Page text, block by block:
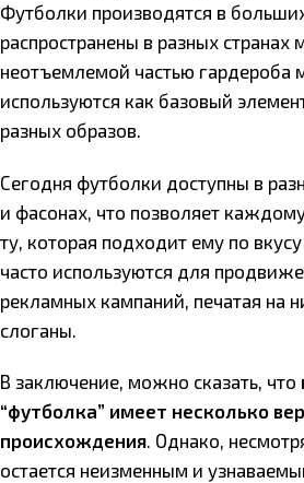
Футболки производятся в
распространены в разных странах
неотъемлемой частью гардероба
используются как базовый
разных образов.
Сегодня футболки доступны в
и фасонах, что позволяет
ту, которая подходит ему по
часто используются для
рекламных кампаний, печатая на
слоганы.
В заключение, можно сказать, что
“футболка” имеет несколько
происхождения. Однако,
остается неизменным и